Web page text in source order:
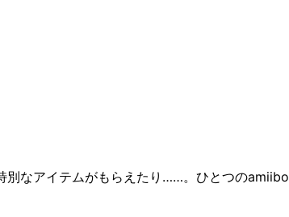
なアイテムがもらえたり……。ひとつの